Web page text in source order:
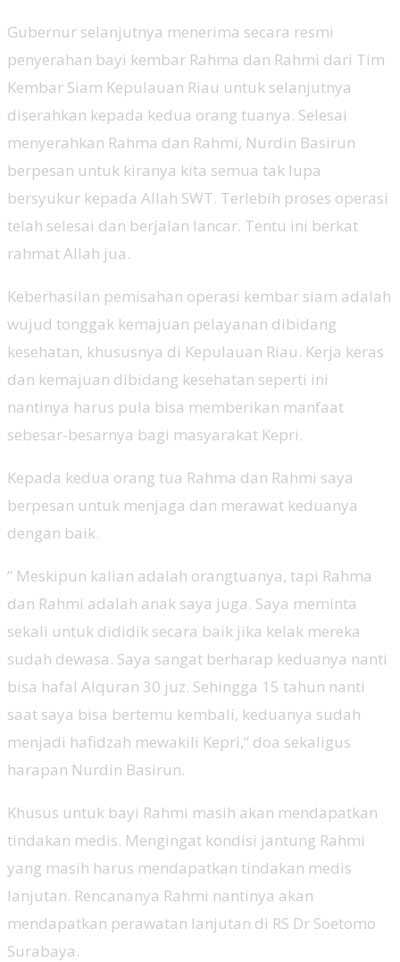
Gubernur selanjutnya menerima secara resmi
penyerahan bayi kembar Rahma dan Rahmi dari Tim
Kembar Siam Kepulauan Riau untuk selanjutnya
diserahkan kepada kedua orang tuanya. Selesai
menyerahkan Rahma dan Rahmi, Nurdin Basirun
berpesan untuk kiranya kita semua tak lupa
bersyukur kepada Allah SWT. Terlebih proses operasi
telah selesai dan berjalan lancar. Tentu ini berkat
rahmat Allah jua.
Keberhasilan pemisahan operasi kembar siam adalah
wujud tonggak kemajuan pelayanan dibidang
kesehatan, khususnya di Kepulauan Riau. Kerja keras
dan kemajuan dibidang kesehatan seperti ini
nantinya harus pula bisa memberikan manfaat
sebesar-besarnya bagi masyarakat Kepri.
Kepada kedua orang tua Rahma dan Rahmi saya
berpesan untuk menjaga dan merawat keduanya
dengan baik.
” Meskipun kalian adalah orangtuanya, tapi Rahma
dan Rahmi adalah anak saya juga. Saya meminta
sekali untuk dididik secara baik jika kelak mereka
sudah dewasa. Saya sangat berharap keduanya nanti
bisa hafal Alquran 30 juz. Sehingga 15 tahun nanti
saat saya bisa bertemu kembali, keduanya sudah
menjadi hafidzah mewakili Kepri,” doa sekaligus
harapan Nurdin Basirun.
Khusus untuk bayi Rahmi masih akan mendapatkan
tindakan medis. Mengingat kondisi jantung Rahmi
yang masih harus mendapatkan tindakan medis
lanjutan. Rencananya Rahmi nantinya akan
mendapatkan perawatan lanjutan di RS Dr Soetomo
Surabaya.